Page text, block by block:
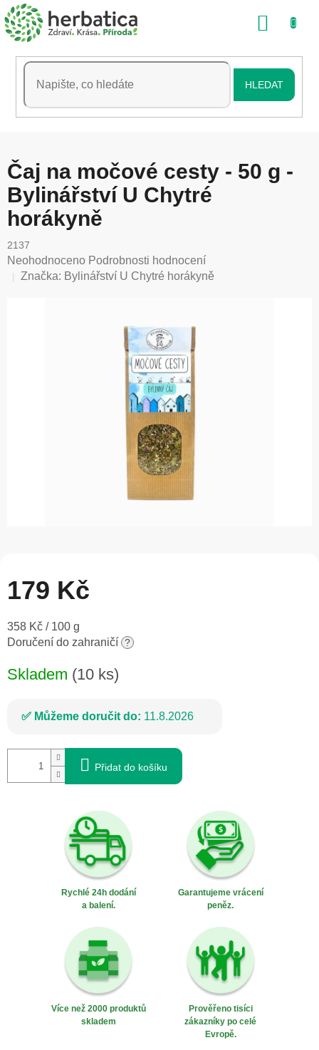
Přejít
na
obsah
HLEDAT
Čaj na močové cesty - 50 g -
Bylinářství U Chytré
horákyně
2137
Průměrné
hodnocení
Neohodnoceno Podrobnosti hodnocení
Značka: Bylinářství U Chytré horákyně
179 Kč
Měrná
cena:
358 Kč / 100 g
Doručení do zahraničí ?
Skladem (10 ks)
Můžeme doručit do: 11.8.2026
Přidat do košíku
Rychlé 24h dodání
a balení.
Garantujeme vrácení
peněz.
Více než 2000 produktů
skladem
Prověřeno tisíci
zákazníky po celé
Evropě.